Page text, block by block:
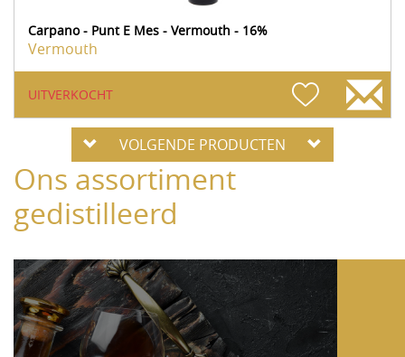
Carpano - Punt E Mes - Vermouth - 16%
Vermouth
UITVERKOCHT
VOLGENDE PRODUCTEN
Ons assortiment
gedistilleerd